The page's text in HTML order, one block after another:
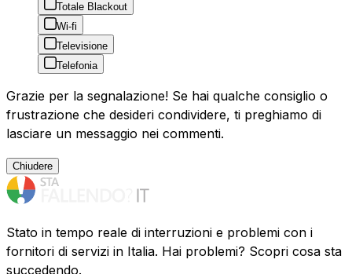
Totale Blackout
Wi-fi
Televisione
Telefonia
Grazie per la segnalazione! Se hai qualche consiglio o
frustrazione che desideri condividere, ti preghiamo di
lasciare un messaggio nei commenti.
Chiudere
Stato in tempo reale di interruzioni e problemi con i
fornitori di servizi in Italia. Hai problemi? Scopri cosa sta
succedendo.